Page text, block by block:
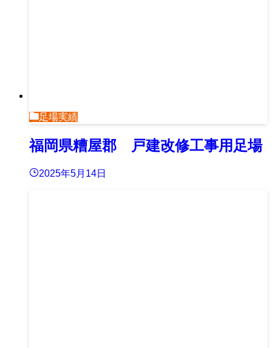
足場実績
福岡県糟屋郡 戸建改修工事用足場
2025年5月14日